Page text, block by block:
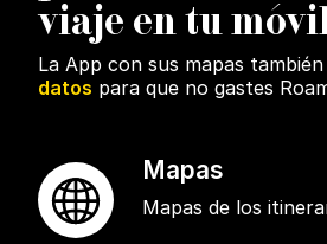
viaje en tu
La App con sus mapas
datos para que no gastes
Mapas
Mapas de los